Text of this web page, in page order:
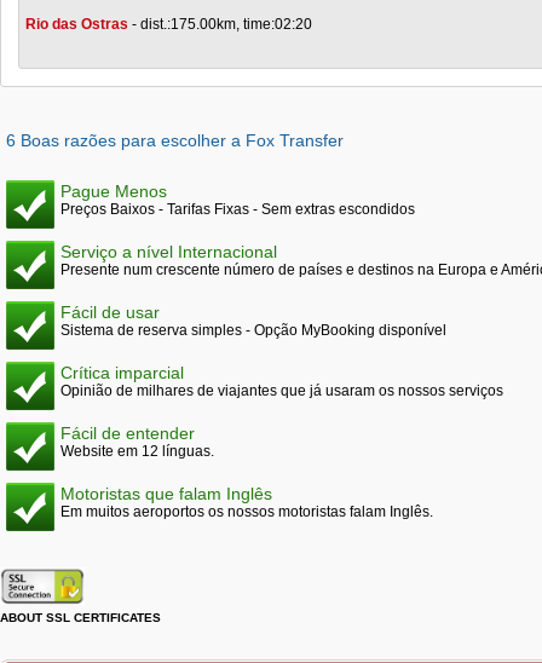
Rio das Ostras - dist.:175.00km, time:02:20
6 Boas razões para escolher a Fox Transfer
Pague Menos
Preços Baixos - Tarifas Fixas - Sem extras escondidos
Serviço a nível Internacional
Presente num crescente número de países e destinos na Europa e
Fácil de usar
Sistema de reserva simples - Opção MyBooking disponível
Crítica imparcial
Opinião de milhares de viajantes que já usaram os nossos serviços
Fácil de entender
Website em 12 línguas.
Motoristas que falam Inglês
Em muitos aeroportos os nossos motoristas falam Inglês.
ABOUT SSL CERTIFICATES